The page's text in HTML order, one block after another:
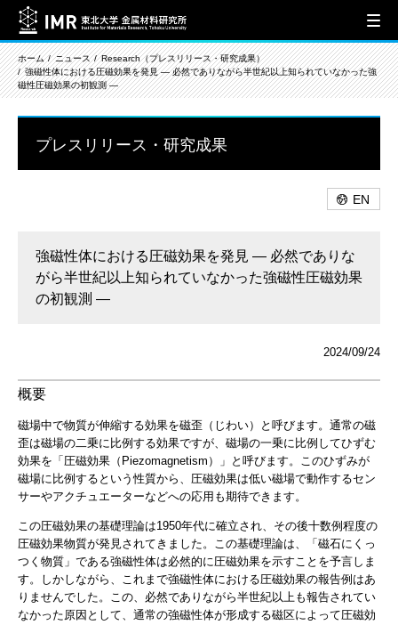
ホーム ニュース
Research（プレスリリース・研究成果）
強磁性体における圧磁効果を発見 ― 必然でありながら半世紀以上知られていなかった強
磁性圧磁効果の初観測 ―
プレスリリース・研究成果
EN
強磁性体における圧磁効果を発見 ― 必然でありな
がら半世紀以上知られていなかった強磁性圧磁効果
の初観測 ―
2024/09/24
概要
磁場中で物質が伸縮する効果を磁歪（じわい）と呼びます。通常の磁
歪は磁場の二乗に比例する効果ですが、磁場の一乗に比例してひずむ
効果を「圧磁効果（Piezomagnetism）」と呼びます。このひずみが
磁場に比例するという性質から、圧磁効果は低い磁場で動作するセン
サーやアクチュエーターなどへの応用も期待できます。
この圧磁効果の基礎理論は1950年代に確立され、その後十数例程度の
圧磁効果物質が発見されてきました。この基礎理論は、「磁石にくっ
つく物質」である強磁性体は必然的に圧磁効果を示すことを予言しま
す。しかしながら、これまで強磁性体における圧磁効果の報告例はあ
りませんでした。この、必然でありながら半世紀以上も報告されてい
なかった原因として、通常の強磁性体が形成する磁区によって圧磁効